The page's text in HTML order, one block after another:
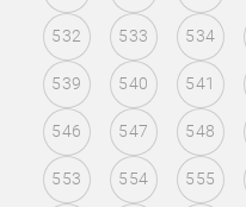
532 533 534
539 540 541
546 547 548
553 554 555